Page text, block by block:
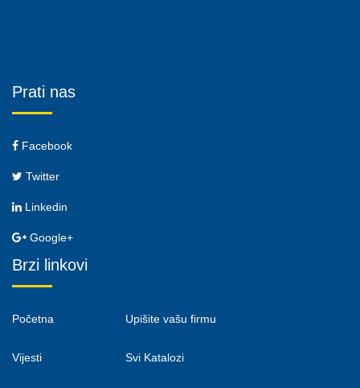
Prati nas
Facebook
Twitter
Linkedin
Google+
Brzi linkovi
Početna
Vijesti
Upišite vašu firmu
Svi Katalozi